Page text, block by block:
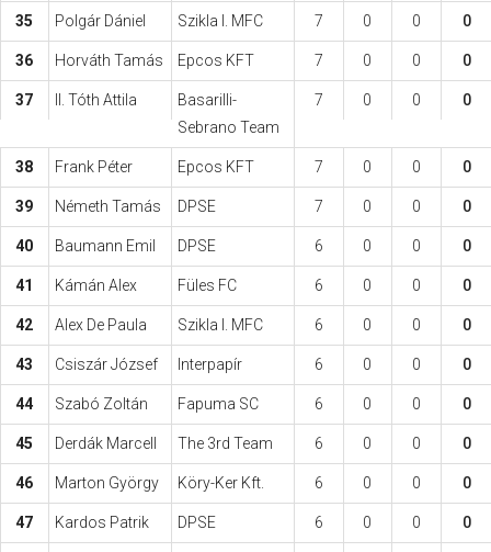
35 Polgár Dániel Szikla I. MFC 7 0 0 0
36 Horváth Tamás Epcos KFT 7 0 0 0
37 II. Tóth Attila
Basarilli-
Sebrano Team
7 0 0 0
38 Frank Péter Epcos KFT 7 0 0 0
39 Németh Tamás DPSE 7 0 0 0
40 Baumann Emil DPSE 6 0 0 0
41 Kámán Alex Füles FC 6 0 0 0
42 Alex De Paula Szikla I. MFC 6 0 0 0
43 Csiszár József Interpapír 6 0 0 0
44 Szabó Zoltán Fapuma SC 6 0 0 0
45 Derdák Marcell The 3rd Team 6 0 0 0
46 Marton György Köry-Ker Kft. 6 0 0 0
47 Kardos Patrik DPSE 6 0 0 0